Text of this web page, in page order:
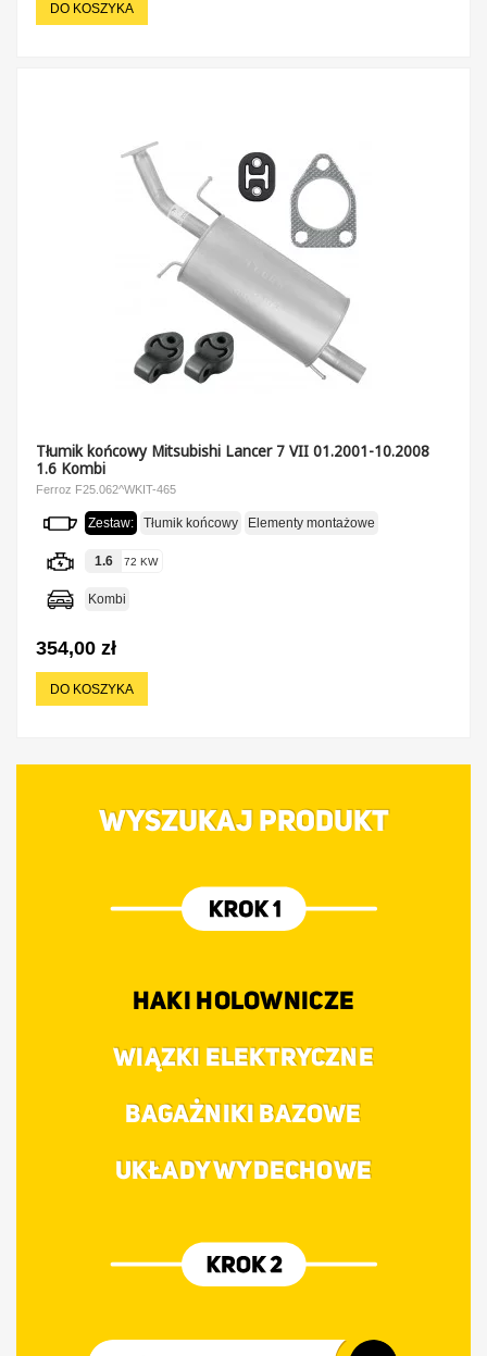
DO KOSZYKA
Tłumik końcowy Mitsubishi Lancer 7 VII 01.2001-10.2008
1.6 Kombi
Ferroz F25.062^WKIT-465
Zestaw: Tłumik końcowy Elementy montażowe
1.6 72 KW
Kombi
354,00 zł
DO KOSZYKA
WYSZUKAJ PRODUKT
HAKI HOLOWNICZE
WIĄZKI ELEKTRYCZNE
BAGAŻNIKI BAZOWE
UKŁADY WYDECHOWE